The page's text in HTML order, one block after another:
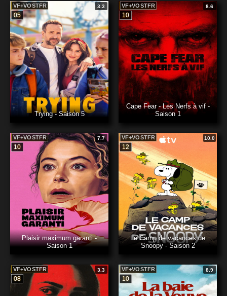
VF+VOSTFR 3.3
05
Trying - Saison 5
VF+VOSTFR 8.6
10
Cape Fear - Les Nerfs à vif -
Saison 1
VF+VOSTFR 7.7
10
Plaisir maximum garanti -
Saison 1
VF+VOSTFR 10.0
12
Le Camp de vacances de
Snoopy - Saison 2
VF+VOSTFR 3.3
08
VF+VOSTFR 8.9
10